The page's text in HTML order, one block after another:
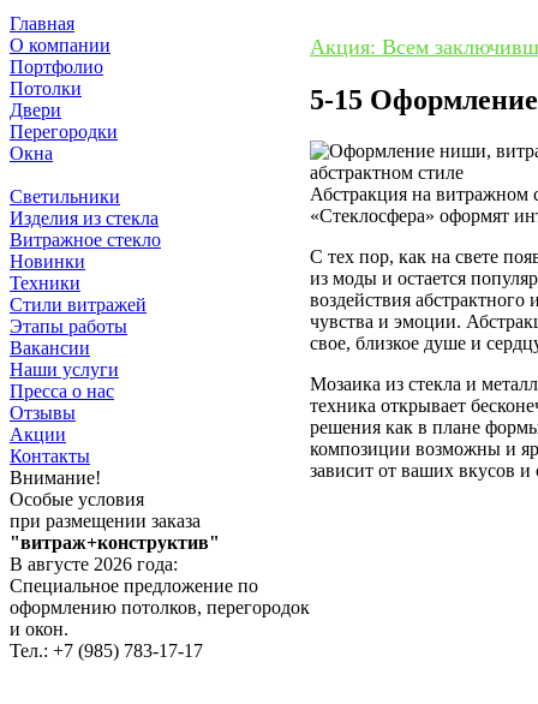
Главная
О компании
Портфолио
Потолки
Двери
Перегородки
Окна
Светильники
Изделия из стекла
Витражное стекло
Новинки
Техники
Стили витражей
Этапы работы
Вакансии
Наши услуги
Пресса о нас
Отзывы
Акции
Контакты
Внимание!
Особые условия
при размещении заказа
"витраж+конструктив"
В августе 2026 года:
Специальное предложение по
оформлению потолков, перегородок
и окон.
Тел.: +7 (985) 783-17-17
Акция: Всем
5-15
Абстракция на витражном
«Стеклосфера» оформят
С тех пор, как на свете
из моды и остается
воздействия абстрактного
чувства и эмоции.
свое, близкое душе и
Мозаика из стекла и
техника открывает
решения как в плане
композиции возможны и
зависит от ваших вкусов и